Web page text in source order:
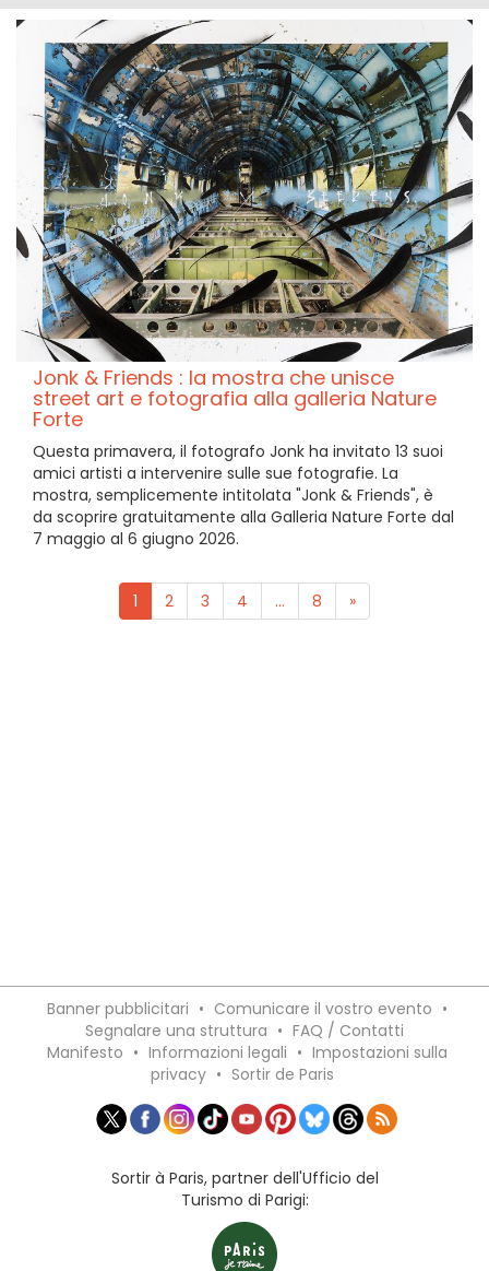
Jonk & Friends : la mostra che unisce
street art e fotografia alla galleria Nature
Forte
Questa primavera, il fotografo Jonk ha invitato 13 suoi
amici artisti a intervenire sulle sue fotografie. La
mostra, semplicemente intitolata "Jonk & Friends", è
da scoprire gratuitamente alla Galleria Nature Forte dal
7 maggio al 6 giugno 2026.
1 2 3 4 ... 8 »
Banner pubblicitari • Comunicare il vostro evento •
Segnalare una struttura • FAQ / Contatti
Manifesto • Informazioni legali • Impostazioni sulla
privacy • Sortir de Paris
Sortir à Paris, partner dell'Ufficio del
Turismo di Parigi: